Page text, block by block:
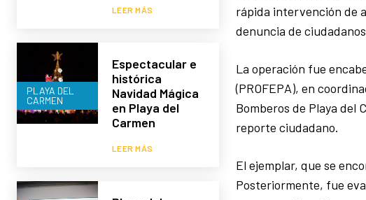
LEER MÁS
PLAYA DEL
CARMEN
Espectacular e
histórica
Navidad Mágica
en Playa del
Carmen
LEER MÁS
rápida intervención de
denuncia de
La operación fue
(PROFEPA), en
Bomberos de Playa del
reporte ciudadano.
El ejemplar, que se
Posteriormente, fue